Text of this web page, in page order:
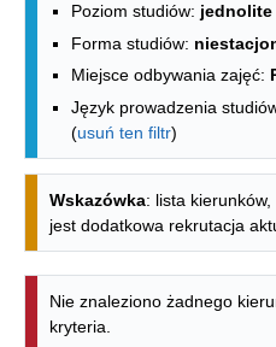
Poziom studiów: jednolite
Forma studiów:
Miejsce odbywania zajęć:
Język prowadzenia
(usuń ten filtr)
Wskazówka: lista
jest dodatkowa rekrutacja
Nie znaleziono żadnego
kryteria.